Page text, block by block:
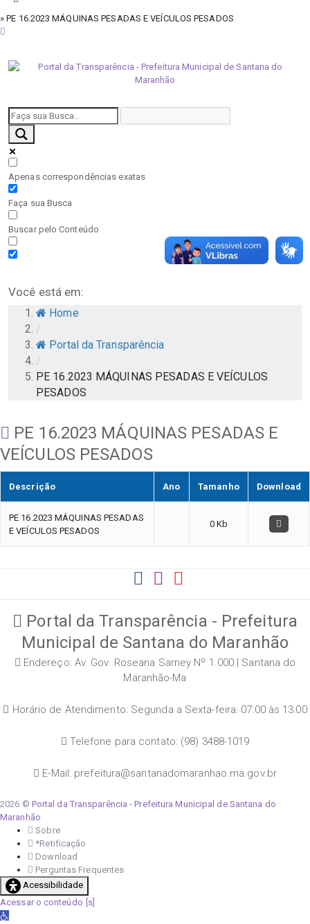
» PE 16.2023 MÁQUINAS PESADAS E VEÍCULOS PESADOS
Apenas correspondências exatas
Faça sua Busca
Buscar pelo Conteúdo
Você está em:
Home
/
Portal da Transparência
/
PE 16.2023 MÁQUINAS PESADAS E VEÍCULOS
PESADOS
PE 16.2023 MÁQUINAS PESADAS E
VEÍCULOS PESADOS
Descrição Ano Tamanho Download
PE 16.2023 MÁQUINAS PESADAS
E VEÍCULOS PESADOS
0 Kb
Portal da Transparência - Prefeitura
Municipal de Santana do Maranhão
Endereço: Av. Gov. Roseana Sarney Nº 1.000 | Santana do
Maranhão-Ma
Horário de Atendimento: Segunda a Sexta-feira: 07:00 às 13:00
Telefone para contato: (98) 3488-1019
E-Mail: prefeitura@santanadomaranhao.ma.gov.br
2026 © Portal da Transparência - Prefeitura Municipal de Santana do
Maranhão
Sobre
*Retificação
Download
Perguntas Frequentes
Acessibilidade
Acessar o conteúdo
Abrir a barra de ferramentas